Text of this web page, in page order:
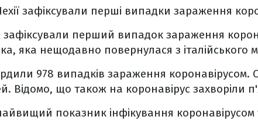
зафіксували перші випадки зараження
перший випадок зараження
яка нещодавно повернулася з італійського
978 випадків зараження коронавірусом.
Відомо, що також на коронавірус захворіли
показник інфікування коронавірусом